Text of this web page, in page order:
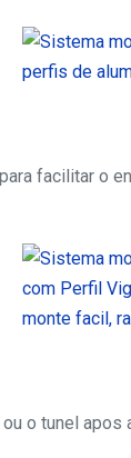
facilitar o
o tunel